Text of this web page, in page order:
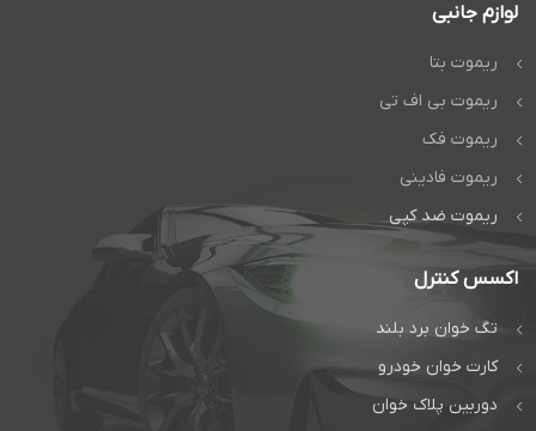
لوازم جانبی
ریموت بتا
ریموت بی اف تی
ریموت فک
ریموت فادینی
ریموت ضد کپی
اکسس کنترل
تگ خوان برد بلند
کارت خوان خودرو
دوربین پلاک خوان